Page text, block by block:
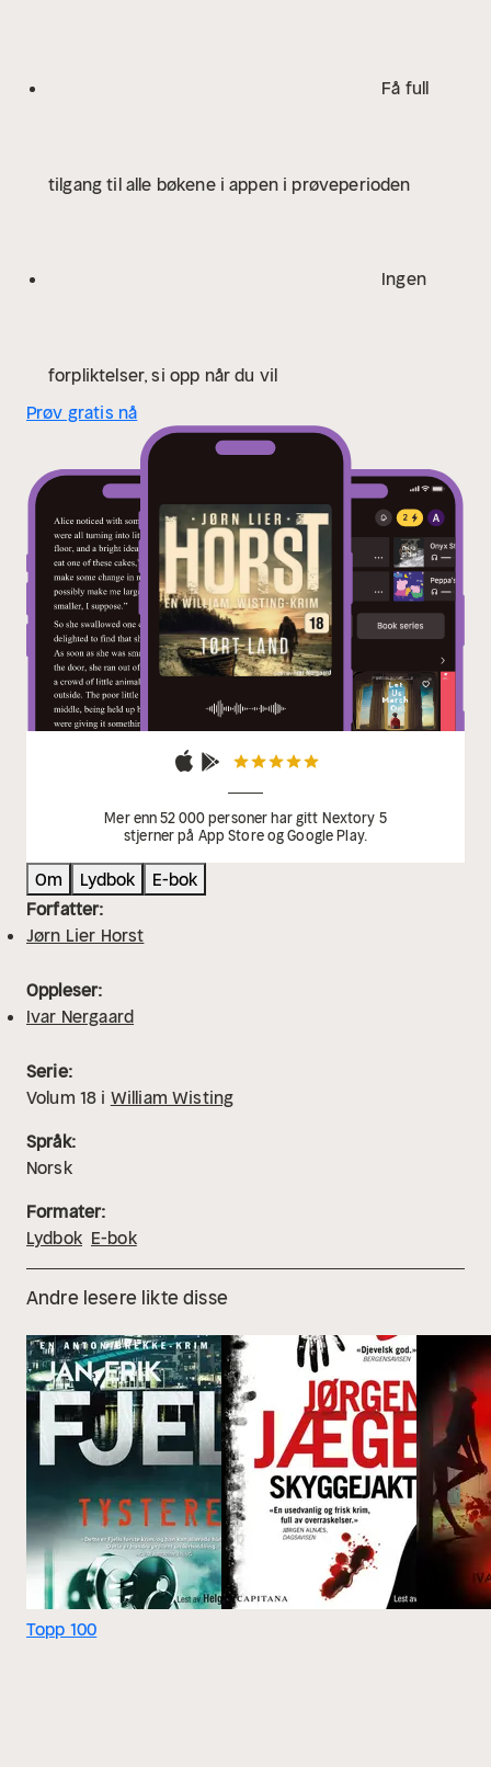
håndterer begge sakene, og flere hemmeligheter
Få full
tilgang til alle bøkene i appen i prøveperioden
Ingen
forpliktelser, si opp når du vil
Prøv gratis nå
Mer enn 52 000 personer har gitt Nextory 5
stjerner på App Store og Google Play.
Om Lydbok
E-bok
Forfatter:
Jørn Lier Horst
Oppleser:
Ivar Nergaard
Serie:
Volum 18 i William Wisting
Språk:
Norsk
Formater:
Lydbok E-bok
Andre lesere likte disse
Topp 100